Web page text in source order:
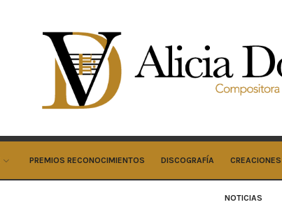
Alicia
Dominguez
Arcos
PREMIOS RECONOCIMIENTOS DISCOGRAFÍA CREACIONES
NOTICIAS